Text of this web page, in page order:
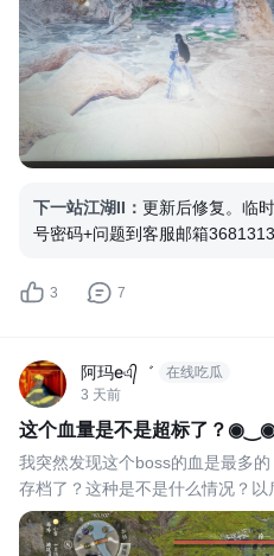
下一站江湖II ： 更新后修复。临
号密码+问题到客服邮箱
3 7
阿玛eএ᭄゛ 在线吃瓜
3 天前
这个血量是不是超标了？
我突然发现这个boss的血是最多
存档了？这种是不是什么情况？以